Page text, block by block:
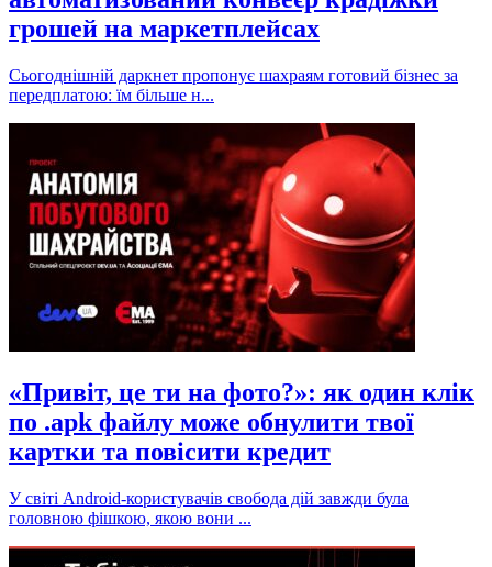
грошей на маркетплейсах
Сьогоднішній даркнет пропонує шахраям готовий бізнес за
передплатою: їм більше н...
«Привіт, це ти на фото?»: як один клік
по .apk файлу може обнулити твої
картки та повісити кредит
У світі Android-користувачів свобода дій завжди була
головною фішкою, якою вони ...